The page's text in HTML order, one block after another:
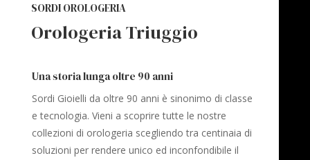
SORDI OROLOGERIA
Orologeria Triuggio
Una storia lunga oltre 90 anni
Sordi Gioielli da oltre 90 anni è sinonimo di classe
e tecnologia. Vieni a scoprire tutte le nostre
collezioni di orologeria scegliendo tra centinaia di
soluzioni per rendere unico ed inconfondibile il